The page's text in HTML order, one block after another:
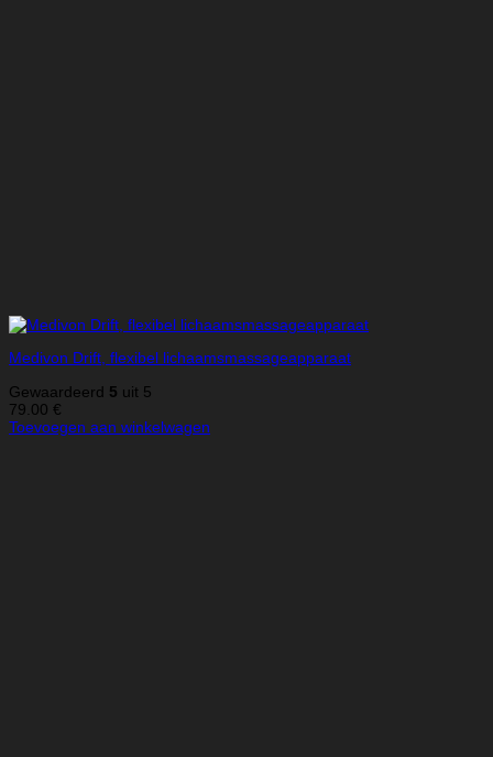
Medivon Drift, flexibel lichaamsmassageapparaat
Gewaardeerd 5 uit 5
79.00 €
Toevoegen aan winkelwagen